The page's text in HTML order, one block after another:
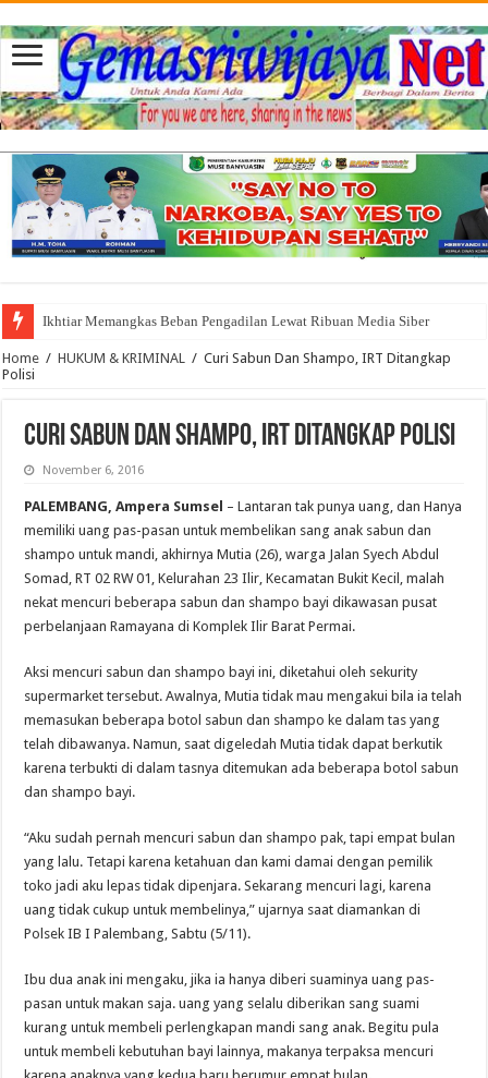
Ikhtiar Memangkas Beban Pengadilan Lewat Ribuan Media Siber
Home / HUKUM & KRIMINAL / Curi Sabun Dan Shampo, IRT Ditangkap
Polisi
Curi Sabun Dan Shampo, IRT Ditangkap Polisi
November 6, 2016
PALEMBANG, Ampera Sumsel – Lantaran tak punya uang, dan Hanya
memiliki uang pas-pasan untuk membelikan sang anak sabun dan
shampo untuk mandi, akhirnya Mutia (26), warga Jalan Syech Abdul
Somad, RT 02 RW 01, Kelurahan 23 Ilir, Kecamatan Bukit Kecil, malah
nekat mencuri beberapa sabun dan shampo bayi dikawasan pusat
perbelanjaan Ramayana di Komplek Ilir Barat Permai.
Aksi mencuri sabun dan shampo bayi ini, diketahui oleh sekurity
supermarket tersebut. Awalnya, Mutia tidak mau mengakui bila ia telah
memasukan beberapa botol sabun dan shampo ke dalam tas yang
telah dibawanya. Namun, saat digeledah Mutia tidak dapat berkutik
karena terbukti di dalam tasnya ditemukan ada beberapa botol sabun
dan shampo bayi.
“Aku sudah pernah mencuri sabun dan shampo pak, tapi empat bulan
yang lalu. Tetapi karena ketahuan dan kami damai dengan pemilik
toko jadi aku lepas tidak dipenjara. Sekarang mencuri lagi, karena
uang tidak cukup untuk membelinya,” ujarnya saat diamankan di
Polsek IB I Palembang, Sabtu (5/11).
Ibu dua anak ini mengaku, jika ia hanya diberi suaminya uang pas-
pasan untuk makan saja. uang yang selalu diberikan sang suami
kurang untuk membeli perlengkapan mandi sang anak. Begitu pula
untuk membeli kebutuhan bayi lainnya, makanya terpaksa mencuri